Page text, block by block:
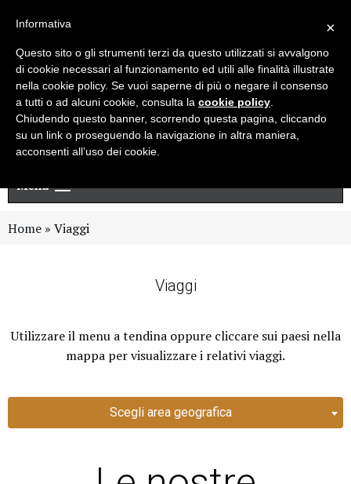
Newsletter
Menu
Home » Viaggi
Viaggi
Utilizzare il menu a tendina oppure cliccare sui paesi nella
mappa per visualizzare i relativi viaggi.
Scegli area geografica
×
Informativa
Questo sito o gli strumenti terzi da questo utilizzati si avvalgono
di cookie necessari al funzionamento ed utili alle finalità illustrate
nella cookie policy. Se vuoi saperne di più o negare il consenso
a tutti o ad alcuni cookie, consulta la cookie policy
Chiudendo questo banner, scorrendo questa pagina, cliccando
su un link o proseguendo la navigazione in altra maniera,
acconsenti all’uso dei cookie.